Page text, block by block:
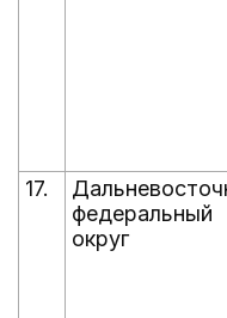
17.
федеральный
округ